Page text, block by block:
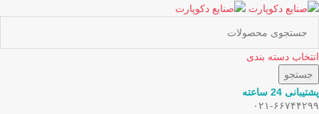
انتخاب دسته بندی
جستجو
پشتیبانی 24 ساعته
۰۲۱-۶۶۷۴۴۲۹۹